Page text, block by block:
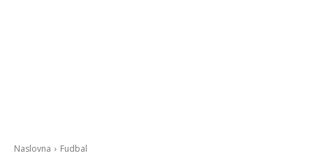
Naslovna Fudbal